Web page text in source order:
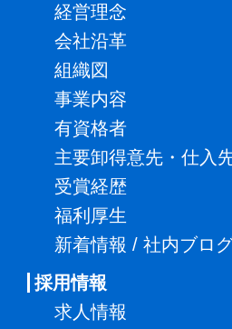
経営理念
会社沿革
組織図
事業内容
有資格者
主要卸得意先・仕入
受賞経歴
福利厚生
新着情報 / 社内ブロ
採用情報
求人情報